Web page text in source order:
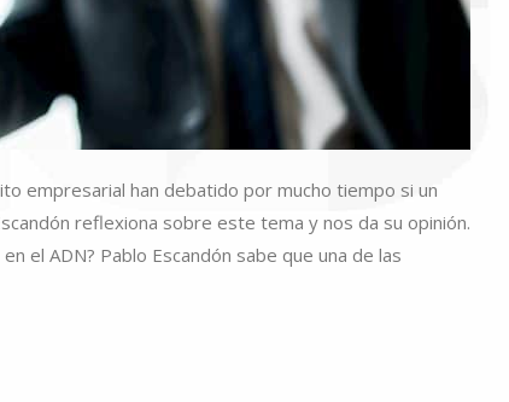
empresarial han debatido por mucho tiempo si un
reflexiona sobre este tema y nos da su opinión.
el ADN? Pablo Escandón sabe que una de las